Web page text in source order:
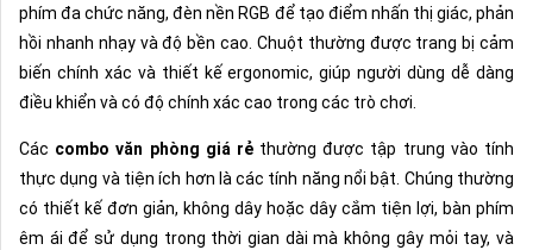
phím đa chức năng, đèn nền RGB để tạo điểm nhấn thị giác, phản
hồi nhanh nhạy và độ bền cao. Chuột thường được trang bị cảm
biến chính xác và thiết kế ergonomic, giúp người dùng dễ dàng
điều khiển và có độ chính xác cao trong các trò chơi.
Các combo văn phòng giá rẻthường được tập trung vào tính
thực dụng và tiện ích hơn là các tính năng nổi bật. Chúng thường
có thiết kế đơn giản, không dây hoặc dây cắm tiện lợi, bàn phím
êm ái để sử dụng trong thời gian dài mà không gây mỏi tay, và